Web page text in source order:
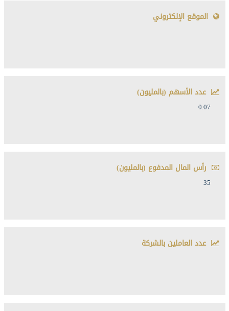
الموقع الإلكتروني
عدد الأسهم (بالمليون)
0.07
رأس المال المدفوع (بالمليون)
35
عدد العاملين بالشركة